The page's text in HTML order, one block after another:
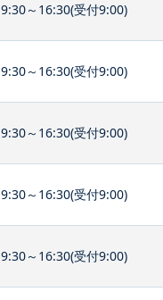
9:30～16:30(受付9:00)
9:30～16:30(受付9:00)
9:30～16:30(受付9:00)
9:30～16:30(受付9:00)
9:30～16:30(受付9:00)